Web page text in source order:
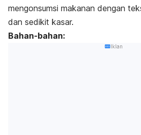
mengonsumsi makanan dengan
dan sedikit kasar.
Bahan-bahan:
Iklan